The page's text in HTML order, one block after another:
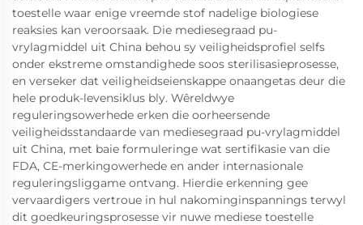
toestelle waar enige vreemde stof nadelige biologiese
reaksies kan veroorsaak. Die mediesegraad pu-
vrylagmiddel uit China behou sy veiligheidsprofiel selfs
onder ekstreme omstandighede soos sterilisasieprosesse,
en verseker dat veiligheidseienskappe onaangetas deur die
hele produk-levensiklus bly. Wêreldwye
reguleringsowerhede erken die oorheersende
veiligheidsstandaarde van mediesegraad pu-vrylagmiddel
uit China, met baie formuleringe wat sertifikasie van die
FDA, CE-merkingowerhede en ander internasionale
reguleringsliggame ontvang. Hierdie erkenning gee
vervaardigers vertroue in hul nakominginspannings terwyl
dit goedkeuringsprosesse vir nuwe mediese toestelle